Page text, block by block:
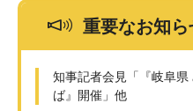
重要なお知ら
知事記者会見「『岐阜
ば』開催」他